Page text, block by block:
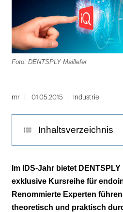
Foto: DENTSPLY Maillefer
mr 01.05.2015 Industrie
Inhaltsverzeichnis
10 Fortbildungspunkte
Im IDS-Jahr bietet
exklusive Kursreihe für
Renommierte Experten
theoretisch und praktisch